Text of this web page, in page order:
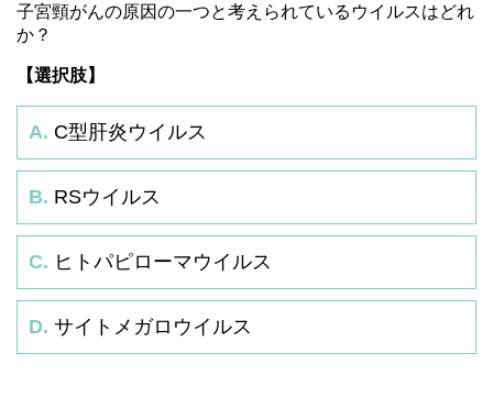
子宮頸がんの原因の一つと考えられているウイルスはどれ
か？
【選択肢】
A. C型肝炎ウイルス
B. RSウイルス
C. ヒトパピローマウイルス
D. サイトメガロウイルス